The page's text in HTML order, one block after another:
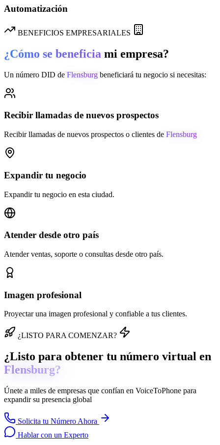
Automatización
BENEFICIOS EMPRESARIALES
¿Cómo se beneficia mi empresa?
Un número DID de Flensburg beneficiará tu negocio si necesitas:
Recibir llamadas de nuevos prospectos
Recibir llamadas de nuevos prospectos o clientes de Flensburg
Expandir tu negocio
Expandir tu negocio en esta ciudad.
Atender desde otro país
Atender ventas, soporte o consultas desde otro país.
Imagen profesional
Proyectar una imagen profesional y confiable a tus clientes.
¿LISTO PARA COMENZAR?
¿Listo para obtener tu número virtual en
Flensburg?
Únete a miles de empresas que confían en VoiceToPhone para
expandir su presencia global
Solicita tu Número Ahora
Hablar con un Experto